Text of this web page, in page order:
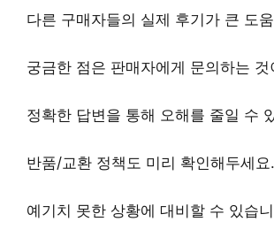
다른 구매자들의 실제 후기가 큰 도
궁금한 점은 판매자에게 문의하는 것
정확한 답변을 통해 오해를 줄일 수
반품/교환 정책도 미리 확인해두세요.
예기치 못한 상황에 대비할 수 있습